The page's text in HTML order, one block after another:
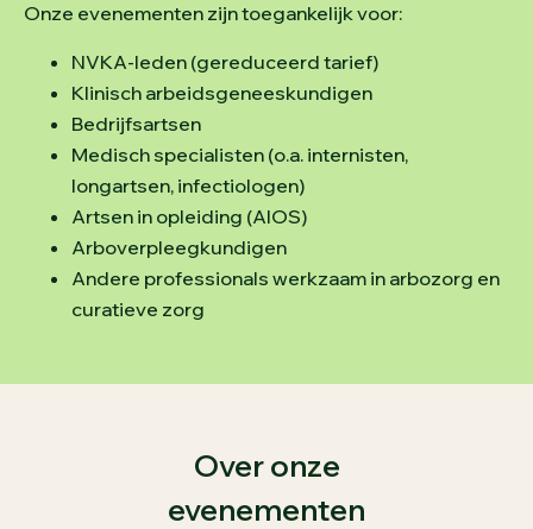
Onze evenementen zijn toegankelijk voor:
NVKA-leden (gereduceerd tarief)
Klinisch arbeidsgeneeskundigen
Bedrijfsartsen
Medisch specialisten (o.a. internisten,
longartsen, infectiologen)
Artsen in opleiding (AIOS)
Arboverpleegkundigen
Andere professionals werkzaam in arbozorg en
curatieve zorg
Over onze
evenementen